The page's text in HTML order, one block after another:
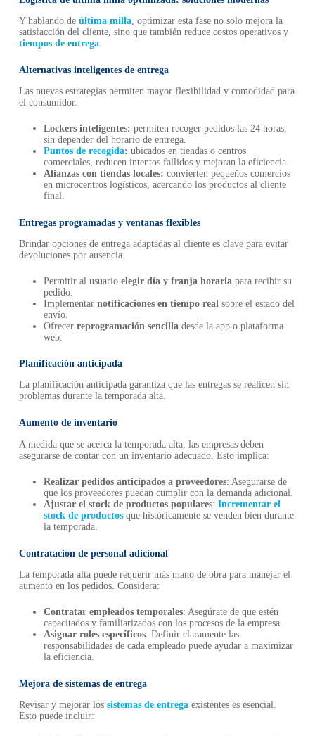
Y hablando de última milla, optimizar esta fase no solo mejora la
satisfacción del cliente, sino que también reduce costos operativos y
tiempos de entrega.
Alternativas inteligentes de entrega
Las nuevas estrategias permiten mayor flexibilidad y comodidad para
el consumidor.
Lockers inteligentes: permiten recoger pedidos las 24 horas,
sin depender del horario de entrega.
Puntos de recogida: ubicados en tiendas o centros
comerciales, reducen intentos fallidos y mejoran la eficiencia.
Alianzas con tiendas locales: convierten pequeños comercios
en microcentros logísticos, acercando los productos al cliente
final.
Entregas programadas y ventanas flexibles
Brindar opciones de entrega adaptadas al cliente es clave para evitar
devoluciones por ausencia.
Permitir al usuario elegir día y franja horariapara recibir su
pedido.
Implementar notificaciones en tiempo realsobre el estado del
envío.
Ofrecer reprogramación sencilladesde la app o plataforma
web.
Planificación anticipada
La planificación anticipada garantiza que las entregas se realicen sin
problemas durante la temporada alta.
Aumento de inventario
A medida que se acerca la temporada alta, las empresas deben
asegurarse de contar con un inventario adecuado. Esto implica:
Realizar pedidos anticipados a proveedores: Asegurarse de
que los proveedores puedan cumplir con la demanda adicional.
Ajustar el stock de productos populares: Incrementar el
stock de productosque históricamente se venden bien durante
la temporada.
Contratación de personal adicional
La temporada alta puede requerir más mano de obra para manejar el
aumento en los pedidos. Considera:
Contratar empleados temporales: Asegúrate de que estén
capacitados y familiarizados con los procesos de la empresa.
Asignar roles específicos: Definir claramente las
responsabilidades de cada empleado puede ayudar a maximizar
la eficiencia.
Mejora de sistemas de entrega
Revisar y mejorar los sistemas de entregaexistentes es esencial.
Esto puede incluir: